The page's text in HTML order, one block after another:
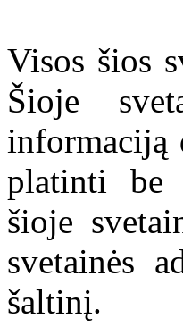
Visos šios
Šioje
informaciją
platinti be
šioje
svetainės
šaltinį.